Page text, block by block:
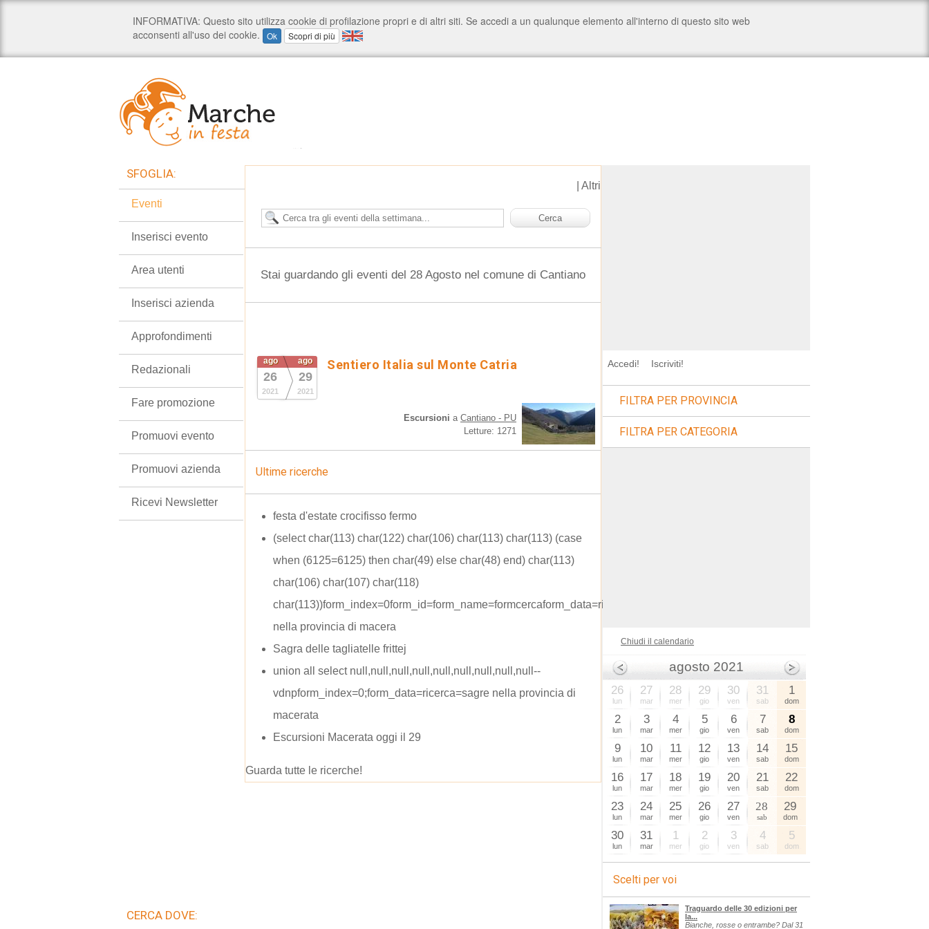
Altri
Stai guardando gli eventi del 28 Agosto nel comune di Cantiano
ago
26
2021
ago
29
2021
Sentiero Italia sul Monte Catria
Escursioni a Cantiano - PU
Letture: 1271
Ultime ricerche
festa d'estate crocifisso fermo
(select char(113) char(122) char(106) char(113) char(113) (case
when (6125=6125) then char(49) else char(48) end) char(113)
char(106) char(107) char(118)
char(113))form_index=0form_id=form_name=formcercaform_data=ricerca=sagre
nella provincia di macera
Sagra delle tagliatelle frittej
union all select null,null,null,null,null,null,null,null,null--
vdnpform_index=0;form_data=ricerca=sagre nella provincia di
macerata
Escursioni Macerata oggi il 29
Guarda tutte le ricerche!
SFOGLIA:
Eventi
Inserisci evento
Area utenti
Inserisci azienda
Approfondimenti
Redazionali
Fare promozione
Promuovi evento
Promuovi azienda
Ricevi Newsletter
CERCA DOVE:
Accedi! Iscriviti!
FILTRA PER PROVINCIA
FILTRA PER CATEGORIA
Chiudi il calendario
agosto 2021
26
lun
27
mar
28
mer
29
gio
30
ven
31
sab
1
dom
2
lun
3
mar
4
mer
5
gio
6
ven
7
sab
8
dom
9
lun
10
mar
11
mer
12
gio
13
ven
14
sab
15
dom
16
lun
17
mar
18
mer
19
gio
20
ven
21
sab
22
dom
23
lun
24
mar
25
mer
26
gio
27
ven
28
sab
29
dom
30
lun
31
mar
1
mer
2
gio
3
ven
4
sab
5
dom
Scelti per voi
Traguardo delle 30 edizioni per
la...
Bianche, rosse o entrambe? Dal 31